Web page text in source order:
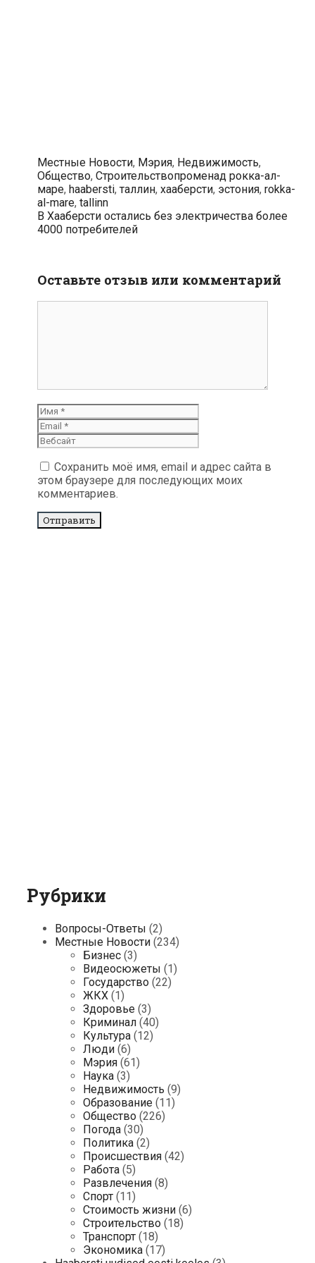
Рубрики
Местные Новости, Мэрия, Недвижимость,
Общество, СтроительствоТеги
променад рокка-ал-
маре, haabersti, таллин, хааберсти, эстония, rokka-
al-mare, tallinn
Навигация
по
В Хааберсти остались без электричества более
4000 потребителей
Оставьте отзыв или комментарий
Имя
Сохранить моё имя, email и адрес сайта в
этом браузере для последующих моих
комментариев.
Рубрики
Вопросы-Ответы (2)
Местные Новости (234)
Бизнес (3)
Видеосюжеты (1)
Государство (22)
ЖКХ (1)
Здоровье (3)
Криминал (40)
Культура (12)
Люди (6)
Мэрия (61)
Наука (3)
Недвижимость (9)
Образование (11)
Общество (226)
Погода (30)
Политика (2)
Происшествия (42)
Работа (5)
Развлечения (8)
Спорт (11)
Стоимость жизни (6)
Строительство (18)
Транспорт (18)
Экономика (17)